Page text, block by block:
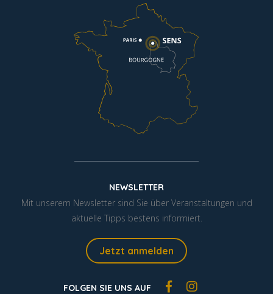
NEWSLETTER
Mit unserem Newsletter sind Sie über Veranstaltungen und
aktuelle Tipps bestens informiert.
Jetzt anmelden
FOLGEN SIE UNS AUF